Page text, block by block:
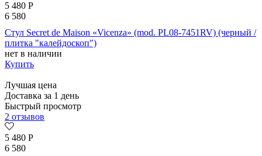
5 480 Р
6 580
Стул Secret de Maison «Vicenza» (mod. PL08-7451RV) (черный /
плитка "калейдоскоп")
нет в наличии
Купить
Лучшая цена
Доставка за 1 день
Быстрый просмотр
2 отзывов
5 480 Р
6 580